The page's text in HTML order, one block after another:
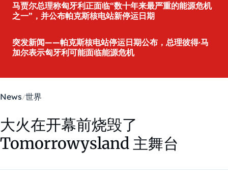
马贾尔总理称匈牙利正面临“数十年来最严重的能源危机
之一”，并公布帕克斯核电站新停运日期
突发新闻——帕克斯核电站停运日期公布，总理彼得·马
加尔表示匈牙利可能面临能源危机
News 世界
大火在开幕前烧毁了
Tomorrowysland 主舞台